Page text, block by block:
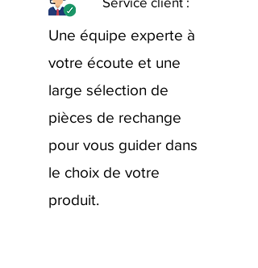
Une équipe experte à
votre écoute et une
large sélection de
pièces de rechange
pour vous guider dans
le choix de votre
produit.